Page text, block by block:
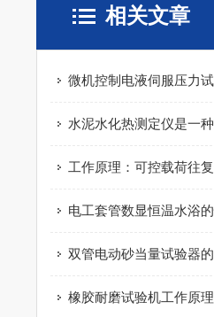
相关文章
橡胶耐磨试验机工作原理